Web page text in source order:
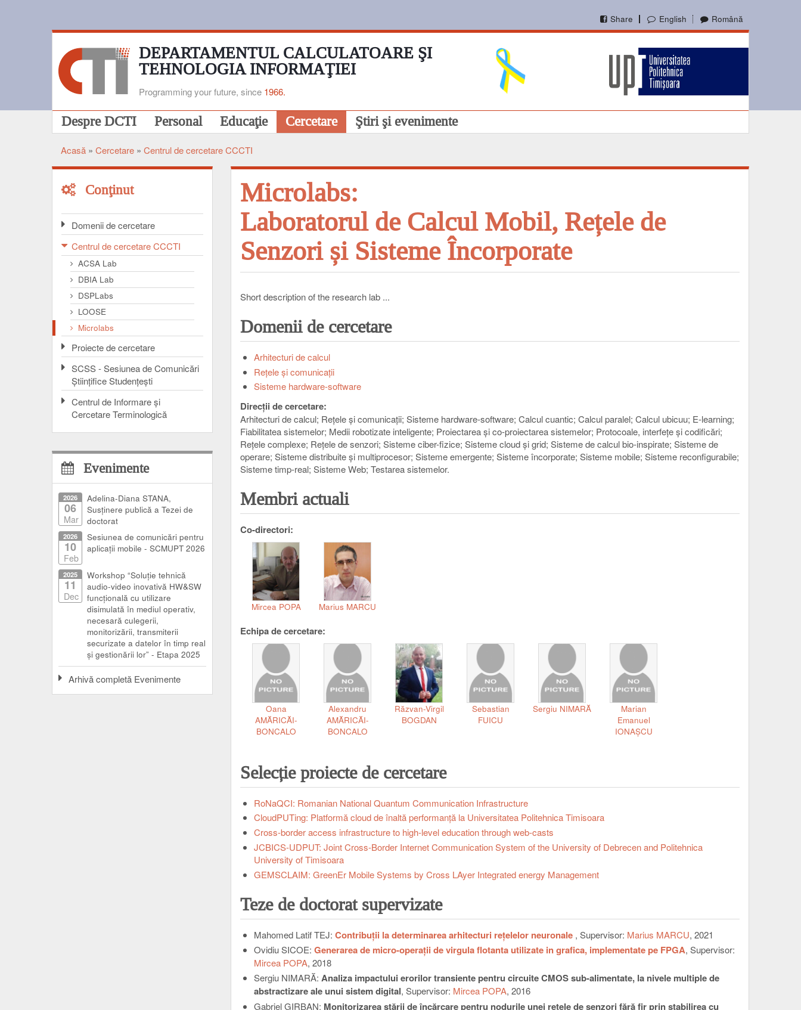
English Română
Share
DEPARTAMENTUL CALCULATOARE ŞI
TEHNOLOGIA INFORMAŢIEI
Programming your future, since 1966.
Navigare
principală
Despre DCTI Personal Educaţie Cercetare Ştiri şi evenimente
Breadcrumb
Acasă Cercetare Centrul de cercetare CCCTI
Conţinut
Domenii de cercetare
Centrul de cercetare CCCTI
ACSA Lab
DBIA Lab
DSPLabs
LOOSE
Microlabs
Proiecte de cercetare
SCSS - Sesiunea de Comunicări
Ştiinţifice Studenţeşti
Centrul de Informare şi
Cercetare Terminologică
Microlabs:
Laboratorul de Calcul Mobil, Rețele de
Senzori și Sisteme Încorporate
Short description of the research lab ...
Domenii de cercetare
Arhitecturi de calcul
Reţele şi comunicaţii
Sisteme hardware-software
Direcții de cercetare:
Arhitecturi de calcul Reţele şi comunicaţii Sisteme hardware-software Calcul cuantic Calcul paralel Calcul ubicuu E-learning
Fiabilitatea sistemelor Medii robotizate inteligente Proiectarea şi co-proiectarea sistemelor Protocoale, interfeţe şi codificări
Reţele complexe Reţele de senzori Sisteme ciber-fizice Sisteme cloud şi grid Sisteme de calcul bio-inspirate Sisteme de
operare Sisteme distribuite şi multiprocesor Sisteme emergente Sisteme încorporate Sisteme mobile Sisteme reconfigurabile
Sisteme timp-real Sisteme Web Testarea sistemelor
Membri actuali
Co-directori:
Mircea POPA Marius MARCU
Echipa de cercetare:
Oana
AMĂRICĂI-
BONCALO
Alexandru
AMĂRICĂI-
BONCALO
Răzvan-Virgil
BOGDAN
Sebastian
FUICU
Sergiu NIMARĂ
Marian
Emanuel
IONAȘCU
Selecție proiecte de cercetare
RoNaQCI: Romanian National Quantum Communication Infrastructure
CloudPUTing: Platformă cloud de înaltă performanță la Universitatea Politehnica Timisoara
Cross-border access infrastructure to high-level education through web-casts
JCBICS-UDPUT: Joint Cross-Border Internet Communication System of the University of Debrecen and Politehnica
University of Timisoara
GEMSCLAIM: GreenEr Mobile Systems by Cross LAyer Integrated energy Management
Teze de doctorat supervizate
Mahomed Latif TEJ: Contribuții la determinarea arhitecturi rețelelor neuronale , Supervisor: Marius MARCU, 2021
Ovidiu SICOE: Generarea de micro-operații de virgula flotanta utilizate in grafica, implementate pe FPGA, Supervisor:
Mircea POPA, 2018
Sergiu NIMARĂ: Analiza impactului erorilor transiente pentru circuite CMOS sub-alimentate, la nivele multiple de
abstractizare ale unui sistem digital, Supervisor: Mircea POPA, 2016
Gabriel GIRBAN: Monitorizarea stării de încărcare pentru nodurile unei reţele de senzori fără fir prin stabilirea cu
Evenimente
2026
06
Mar
Adelina-Diana STANA,
Susținere publică a Tezei de
doctorat
2026
10
Feb
Sesiunea de comunicări pentru
aplicații mobile - SCMUPT 2026
2025
11
Dec
Workshop “Soluție tehnică
audio-video inovativă HW&SW
funcțională cu utilizare
disimulată în mediul operativ,
necesară culegerii,
monitorizării, transmiterii
securizate a datelor în timp real
și gestionării lor” - Etapa 2025
Arhivă completă Evenimente